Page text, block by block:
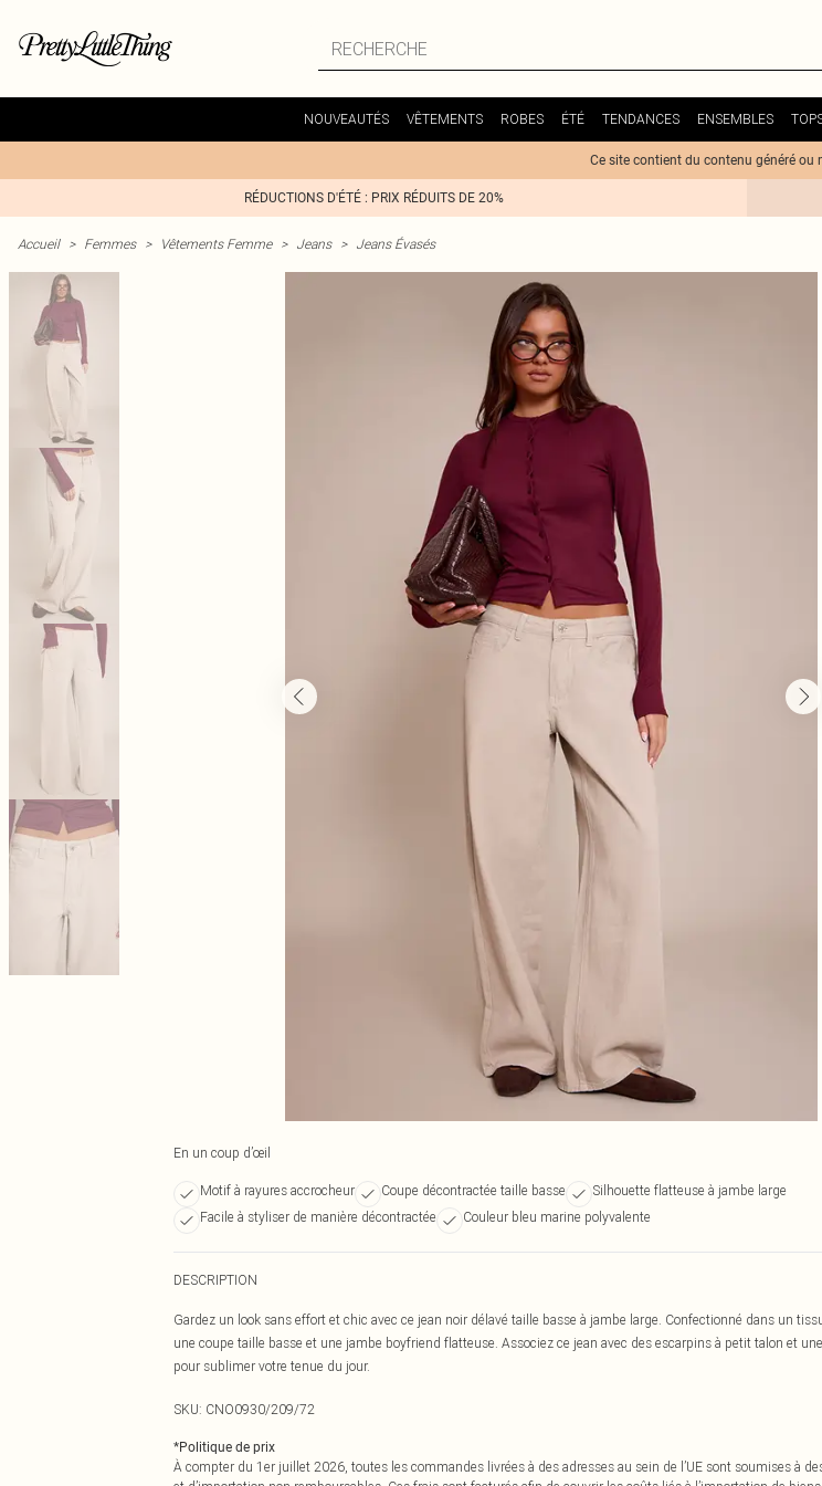
NOUVEAUTÉS VÊTEMENTS ROBES ÉTÉ TENDANCES ENSEMBLES
Ce site contient du contenu généré ou
RÉDUCTIONS D'ÉTÉ : PRIX RÉDUITS DE 20%
Accueil > Femmes > Vêtements Femme > Jeans > Jeans Évasés
En un coup d’œil
Motif à rayures accrocheur Coupe décontractée taille basse
Silhouette flatteuse à jambe large
Facile à styliser de manière décontractée
Couleur bleu marine polyvalente
DESCRIPTION
Gardez un look sans effort et chic avec ce jean noir délavé taille basse à jambe large. Confectionné dans un
une coupe taille basse et une jambe boyfriend flatteuse. Associez ce jean avec des escarpins à petit talon et
pour sublimer votre tenue du jour.
SKU: CNO0930/209/72
*Politique de prix
À compter du 1er juillet 2026, toutes les commandes livrées à des adresses au sein de l’UE sont soumises à